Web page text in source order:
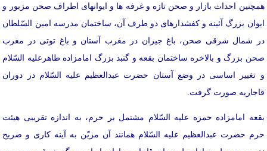
همچنین احداث بازار و صحن تازه و غرفه ها و ایوانهای اطراف صحن مزبور و
ایوان بزرگ آئینه و كفشدارهای دو طرف آن، ساختمان مدرسه امین السّلطان
در شمال شرقی صحن، باغ جیران در مغرب آستان و باغ توتی در مغرب
صحن بزرگ و بالاخره ساختمان بقعه و گنبد بزرگ امامزاده طاهرعلیه السّلام
و تغییر اساسی در وضع آستان حضرت عبدالعظیم علیه السّلام در دوران
قاجاریه صورت گرفت.
بقعه امامزاده حمزه علیه السّلام مشتمل بر حرم، به اندازه تقریبی هیئت
حرم حضرت عبدالعظیم علیه السّلام همانند آن مزيّن به آینه كاری و ضریح